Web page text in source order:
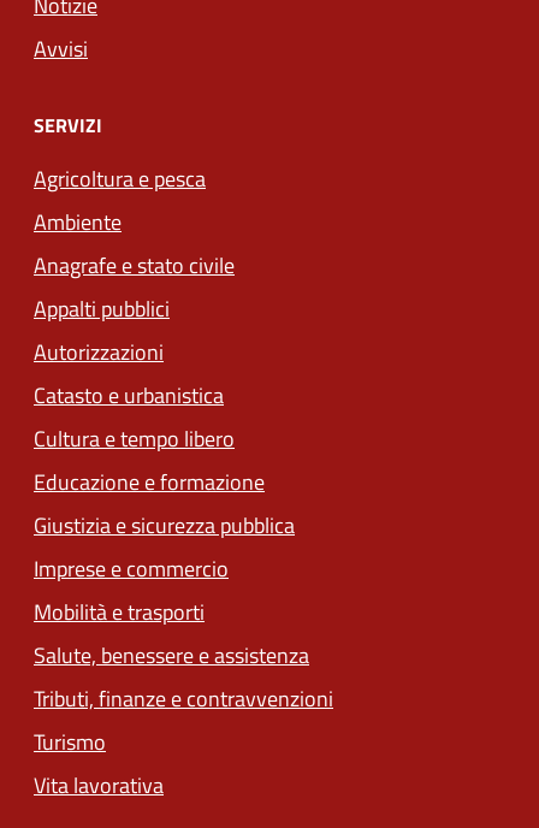
Avvisi
SERVIZI
Agricoltura e pesca
Ambiente
Anagrafe e stato civile
Appalti pubblici
Autorizzazioni
Catasto e urbanistica
Cultura e tempo libero
Educazione e formazione
Giustizia e sicurezza pubblica
Imprese e commercio
Mobilità e trasporti
Salute, benessere e assistenza
Tributi, finanze e contravvenzioni
Turismo
Vita lavorativa